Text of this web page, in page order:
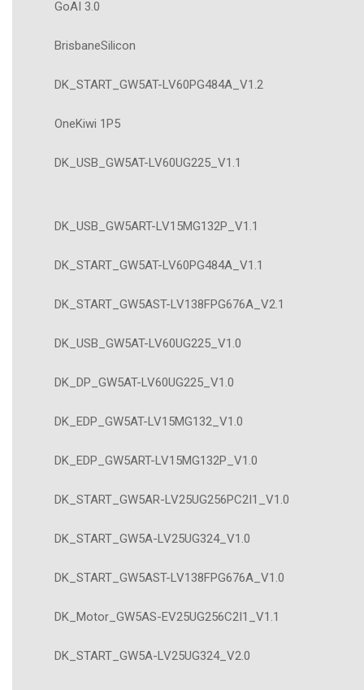
GoAI 3.0
BrisbaneSilicon
DK_START_GW5AT-LV60PG484A_V1.2
OneKiwi 1P5
DK_USB_GW5AT-LV60UG225_V1.1
DK_USB_GW5ART-LV15MG132P_V1.1
DK_START_GW5AT-LV60PG484A_V1.1
DK_START_GW5AST-LV138FPG676A_V2.1
DK_USB_GW5AT-LV60UG225_V1.0
DK_DP_GW5AT-LV60UG225_V1.0
DK_EDP_GW5AT-LV15MG132_V1.0
DK_EDP_GW5ART-LV15MG132P_V1.0
DK_START_GW5AR-LV25UG256PC2I1_V1.0
DK_START_GW5A-LV25UG324_V1.0
DK_START_GW5AST-LV138FPG676A_V1.0
DK_Motor_GW5AS-EV25UG256C2I1_V1.1
DK_START_GW5A-LV25UG324_V2.0